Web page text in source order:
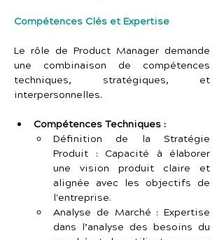
Compétences Clés et Expertise
Le rôle de Product Manager demande
une combinaison de compétences
techniques, stratégiques, et
interpersonnelles.
Compétences Techniques :
Définition de la Stratégie
Produit : Capacité à élaborer
une vision produit claire et
alignée avec les objectifs de
l'entreprise.
Analyse de Marché : Expertise
dans l’analyse des besoins du